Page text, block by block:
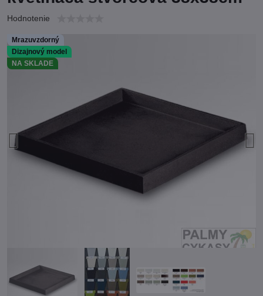
Mrazuvzdorný
Dizajnový model
NA SKLADE
Hodnotenie